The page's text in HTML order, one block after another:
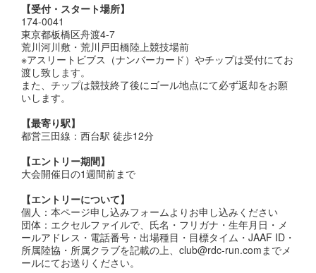
【受付・スタート場所】
174-0041
東京都板橋区舟渡4-7
荒川河川敷・荒川戸田橋陸上競技場前
※アスリートビブス（ナンバーカード）やチップは受付にてお
渡し致します。
また、チップは競技終了後にゴール地点にて必ず返却をお願
いします。
【最寄り駅】
都営三田線：西台駅 徒歩12分
【エントリー期間】
大会開催日の1週間前まで
【エントリーについて】
個人：本ページ申し込みフォームよりお申し込みください
団体：エクセルファイルで、氏名・フリガナ・生年月日・メ
ールアドレス・電話番号・出場種目・目標タイム・JAAF ID・
所属陸協・所属クラブを記載の上、club@rdc-run.comまでメ
ールにてお送りください。